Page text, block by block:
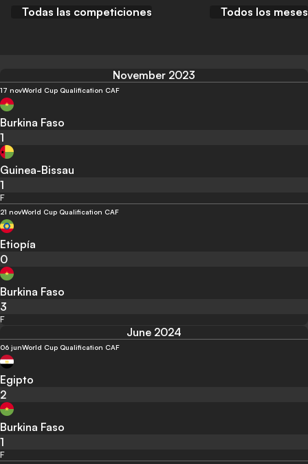
Todas las competiciones Todos los meses
November 2023
17 novWorld Cup Qualification CAF
Burkina Faso
1
Guinea-Bissau
1
F
21 novWorld Cup Qualification CAF
Etiopía
0
Burkina Faso
3
F
June 2024
06 junWorld Cup Qualification CAF
Egipto
2
Burkina Faso
1
F